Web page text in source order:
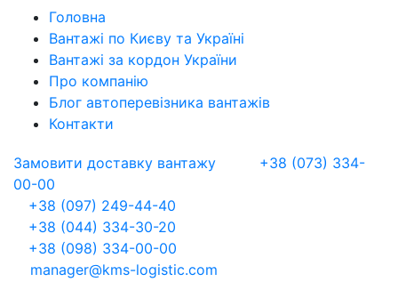
Головна
Вантажі по Києву та Україні
Вантажі за кордон України
Про компанію
Блог автоперевізника вантажів
Контакти
Замовити доставку вантажу
+38 (073) 334-
00-00
+38 (097) 249-44-40
+38 (044) 334-30-20
+38 (098) 334-00-00
manager@kms-logistic.com